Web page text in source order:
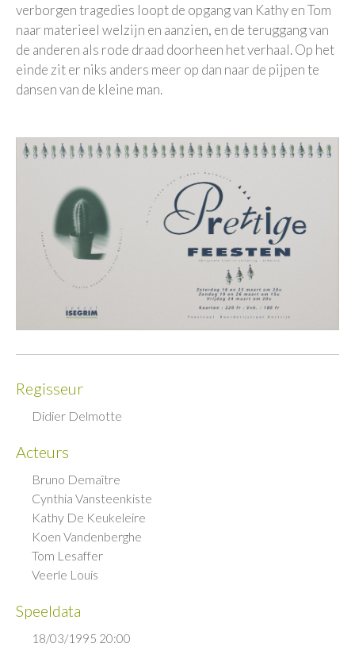
verborgen tragedies loopt de opgang van Kathy en Tom
naar materieel welzijn en aanzien, en de teruggang van
de anderen als rode draad doorheen het verhaal. Op het
einde zit er niks anders meer op dan naar de pijpen te
dansen van de kleine man.
Regisseur
Didier Delmotte
Acteurs
Bruno Demaître
Cynthia Vansteenkiste
Kathy De Keukeleire
Koen Vandenberghe
Tom Lesaffer
Veerle Louis
Speeldata
18/03/1995 20:00